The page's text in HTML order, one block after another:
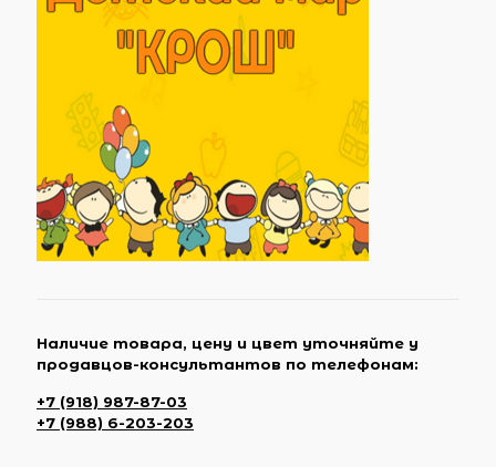
Наличие товара, цену и цвет уточняйте у
продавцов-консультантов по телефонам:
+7 (918) 987-87-03
+7 (988) 6-203-203